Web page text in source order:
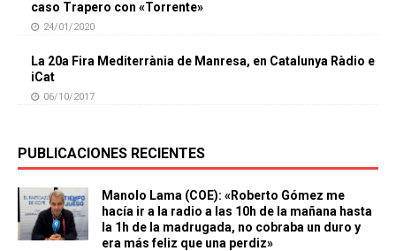
caso Trapero con «Torrente»
24/01/2020
La 20a Fira Mediterrània de Manresa, en Catalunya Ràdio e
iCat
06/10/2017
PUBLICACIONES RECIENTES
Manolo Lama (COE): «Roberto Gómez me
hacía ir a la radio a las 10h de la mañana hasta
la 1h de la madrugada, no cobraba un duro y
era más feliz que una perdiz»